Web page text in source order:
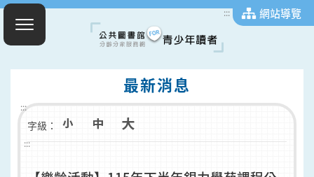
::: 網站導覽
最新消息
:::
字級：
:::